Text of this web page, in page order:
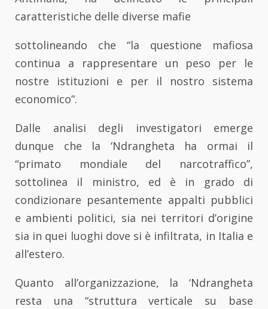
caratteristiche delle diverse mafie
sottolineando che “la questione mafiosa
continua a rappresentare un peso per le
nostre istituzioni e per il nostro sistema
economico”.
Dalle analisi degli investigatori emerge
dunque che la ‘Ndrangheta ha ormai il
“primato mondiale del narcotraffico”,
sottolinea il ministro, ed è in grado di
condizionare pesantemente appalti pubblici
e ambienti politici, sia nei territori d’origine
sia in quei luoghi dove si è infiltrata, in Italia e
all’estero.
Quanto all’organizzazione, la ‘Ndrangheta
resta una “struttura verticale su base